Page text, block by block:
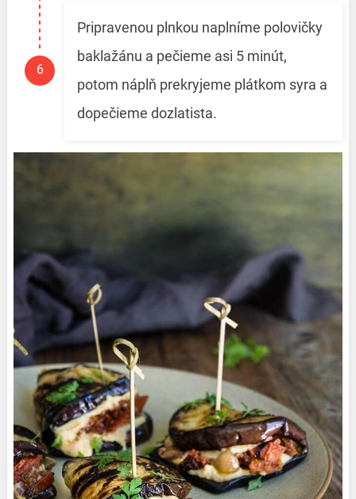
Pripravenou plnkou naplníme polovičky
baklažánu a pečieme asi 5 minút,
potom náplň prekryjeme plátkom syra a
dopečieme dozlatista.